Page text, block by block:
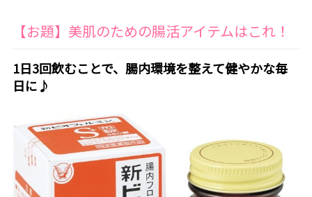
【お題】美肌のための腸活アイテムはこれ！
1日3回飲むことで、腸内環境を整えて健やかな毎
日に♪